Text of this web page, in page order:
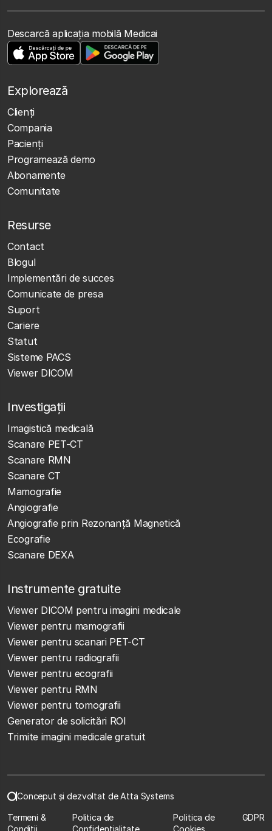
Descarcă aplicația mobilă Medicai
Explorează
Clienţi
Compania
Pacienți
Programează demo
Abonamente
Comunitate
Resurse
Contact
Blogul
Implementări de succes
Comunicate de presa
Suport
Cariere
Statut
Sisteme PACS
Viewer DICOM
Investigații
Imagistică medicală
Scanare PET-CT
Scanare RMN
Scanare CT
Mamografie
Angiografie
Angiografie prin Rezonanță Magnetică
Ecografie
Scanare DEXA
Instrumente gratuite
Viewer DICOM pentru imagini medicale
Viewer pentru mamografii
Viewer pentru scanari PET-CT
Viewer pentru radiografii
Viewer pentru ecografii
Viewer pentru RMN
Viewer pentru tomografii
Generator de solicitări ROI
Trimite imagini medicale gratuit
Conceput și dezvoltat de Atta Systems
Termeni &
Politica de
Politica de
GDPR